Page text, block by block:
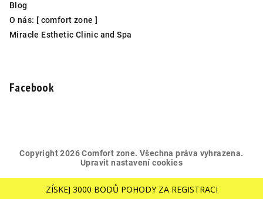
Blog
O nás: [ comfort zone ]
Miracle Esthetic Clinic and Spa
Facebook
Copyright 2026Comfort zone. Všechna práva vyhrazena.
Upravit nastavení cookies
Vytvořil Shoptet
ZÍSKEJ 3000 BODŮ POHODY ZA REGISTRACI